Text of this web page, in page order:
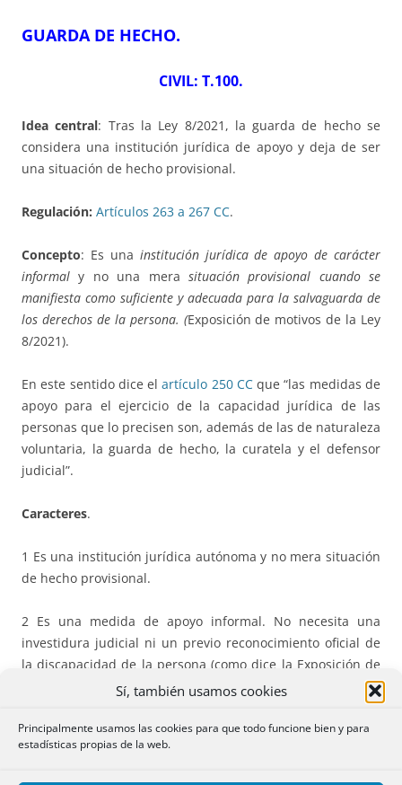
Sí, también usamos cookies
Principalmente usamos las cookies para que todo funcione bien y para
estadísticas propias de la web.
GUARDA DE HECHO.
CIVIL: T.100.
Idea central: Tras la Ley 8/2021, la guarda de hecho se
considera una institución jurídica de apoyo y deja de ser
una situación de hecho provisional.
Regulación: Artículos 263 a 267 CC.
Concepto: Es una institución jurídica de apoyo de carácter
informaly no una mera situación provisional cuando se
manifiesta como suficiente y adecuada para la salvaguarda de
los derechos de la persona. (Exposición de motivos de la Ley
8/2021).
En este sentido dice elartículo 250 CCque “las medidas de
apoyo para el ejercicio de la capacidad jurídica de las
personas que lo precisen son, además de las de naturaleza
voluntaria, la guarda de hecho, la curatela y el defensor
judicial”.
Caracteres.
1 Es una institución jurídica autónoma y no mera situación
de hecho provisional.
2 Es una medida de apoyo informal. No necesita una
investidura judicial ni un previo reconocimiento oficial de
la discapacidad de la persona (como dice la Exposición de
motivos de la Ley 8/2021,«es importante señalar que podrá
beneficiarse de las medidas de apoyo cualquier persona que
las precise, con independencia de si su situación de
discapacidad ha obtenido algún reconocimiento